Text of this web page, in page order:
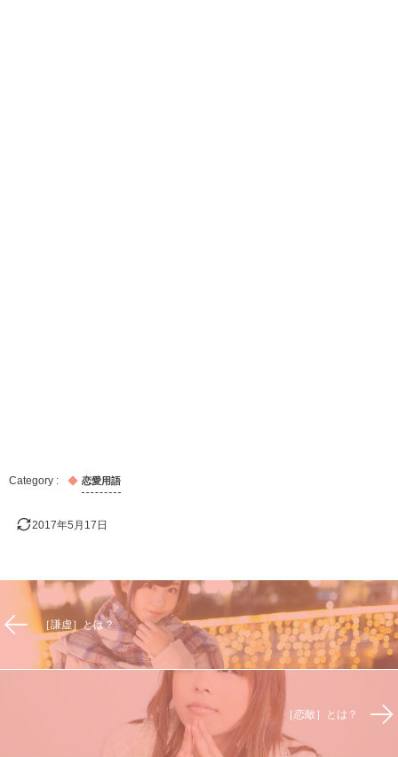
恋愛用語
2017年5月17日
［謙虚］とは？
［恋敵］とは？